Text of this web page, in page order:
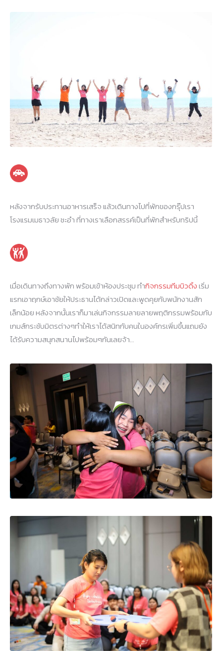
หลังจากรับประทานอาหารเสร็จ แล้วเดินทางไปที่พักของกรุ๊ปเรา
โรงแรมเมธาวลัย ชะอำ ที่ทางเราเลือกสรรค์เป็นที่พักสำหรับทริปนี้
เมื่อเดินทางถึงทางพัก พร้อมเข้าห้องประชุม ทำกิจกรรมทีมบิวดิ้งเริ่ม
แรกเอาฤกษ์เอาชัยให้ประธานได้กล่าวเปิดและพูดคุยกับพนักงานสัก
เล็กน้อย หลังจากนั้นเราก็มาเล่นกิจกรรมลายลายพฤติกรรมพร้อมกับ
เกมส์กระชับมิตรต่างๆทำให้เราได้สนิทกับคนในองค์กรเพิ่มขึ้นแถมยัง
ได้รับความสนุกสนานไปพร้อมๆกันเลยจ้า…